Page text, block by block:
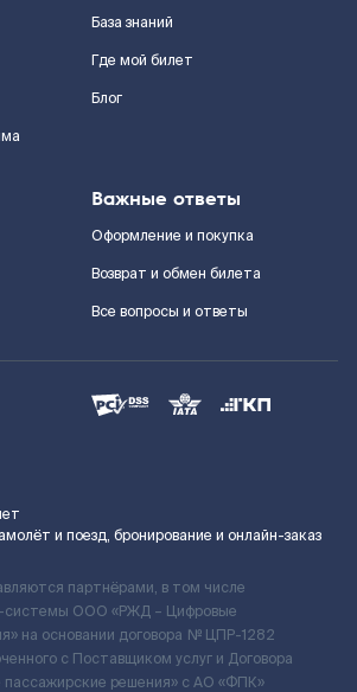
База знаний
Где мой билет
Блог
Важные ответы
Оформление и покупка
Возврат и обмен билета
Все вопросы и ответы
и поезд, бронирование и онлайн-заказ
партнёрами, в том числе
системы ООО «РЖД – Цифровые
на основании договора № ЦПР-1282
с Поставщиком услуг и Договора
решения» c АО «ФПК»